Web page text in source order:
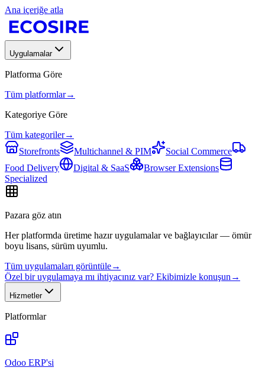
Ana içeriğe atla
Uygulamalar
Platforma Göre
Tüm platformlar→
Kategoriye Göre
Tüm kategoriler→
Storefronts
Multichannel & PIM
Social Commerce
Food Delivery
Digital & SaaS
Browser Extensions
Specialized
Pazara göz atın
Her platformda üretime hazır uygulamalar ve bağlayıcılar — ömür
boyu lisans, sürüm uyumlu.
Tüm uygulamaları görüntüle→
Özel bir uygulamaya mı ihtiyacınız var? Ekibimizle konuşun →
Hizmetler
Platformlar
Odoo ERP'si